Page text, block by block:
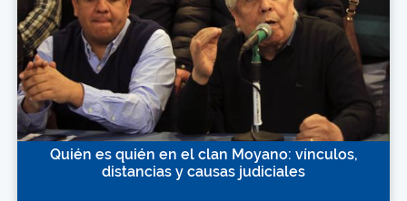
Quién es quién en el clan Moyano: vínculos,
distancias y causas judiciales